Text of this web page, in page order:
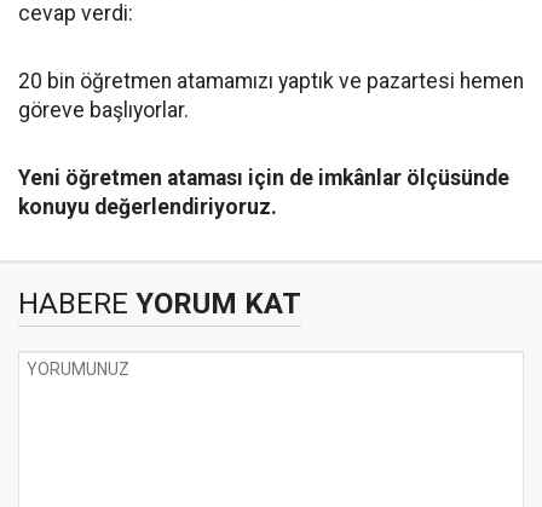
cevap verdi:
20 bin öğretmen atamamızı yaptık ve pazartesi hemen
göreve başlıyorlar.
Yeni öğretmen ataması için de imkânlar ölçüsünde
konuyu değerlendiriyoruz.
HABERE YORUM KAT